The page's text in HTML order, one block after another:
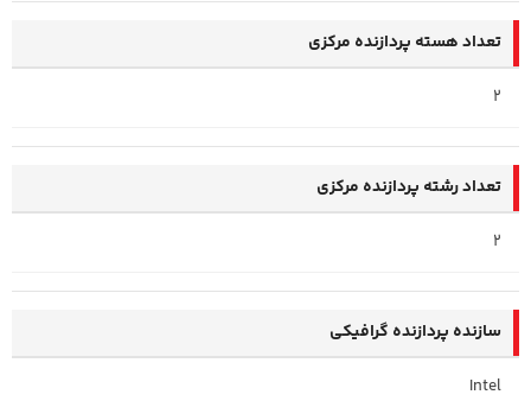
تعداد هسته پردازنده مرکزی
2
تعداد رشته پردازنده مرکزی
2
سازنده پردازنده گرافیکی
Intel